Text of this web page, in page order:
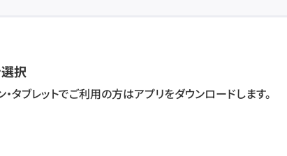
択
・タブレットでご利用の方はアプリをダウンロードします。